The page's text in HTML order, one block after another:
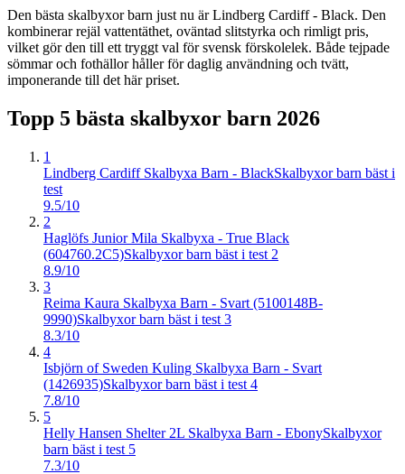
Den bästa skalbyxor barn just nu är Lindberg Cardiff - Black. Den
kombinerar rejäl vattentäthet, oväntad slitstyrka och rimligt pris,
vilket gör den till ett tryggt val för svensk förskolelek. Både tejpade
sömmar och fothällor håller för daglig användning och tvätt,
imponerande till det här priset.
Topp 5 bästa skalbyxor barn 2026
1
Lindberg Cardiff Skalbyxa Barn - BlackSkalbyxor barn bäst i
test
9.5/10
2
Haglöfs Junior Mila Skalbyxa - True Black
(604760.2C5)Skalbyxor barn bäst i test 2
8.9/10
3
Reima Kaura Skalbyxa Barn - Svart (5100148B-
9990)Skalbyxor barn bäst i test 3
8.3/10
4
Isbjörn of Sweden Kuling Skalbyxa Barn - Svart
(1426935)Skalbyxor barn bäst i test 4
7.8/10
5
Helly Hansen Shelter 2L Skalbyxa Barn - EbonySkalbyxor
barn bäst i test 5
7.3/10